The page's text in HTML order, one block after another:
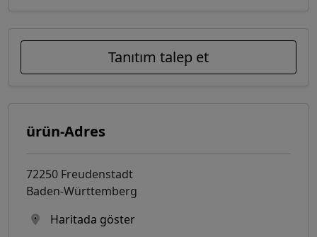
Tanıtım talep et
ürün-Adres
72250 Freudenstadt
Baden-Württemberg
Haritada göster